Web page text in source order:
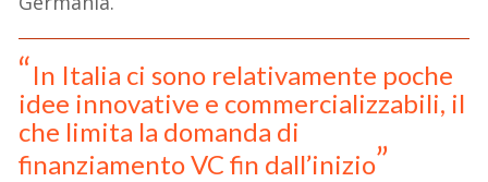
In Italia ci sono relativamente poche
idee innovative e commercializzabili, il
che limita la domanda di
finanziamento VC fin dall’inizio